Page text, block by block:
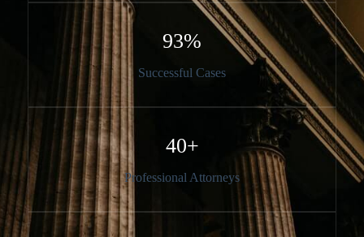
93%​
Successful Cases​
40+​
Professional Attorneys​